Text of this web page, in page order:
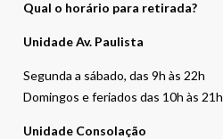
Qual o horário para retirada?
Unidade Av. Paulista
Segunda a sábado, das 9h às 22h
Domingos e feriados das 10h às 21h
Unidade Consolação